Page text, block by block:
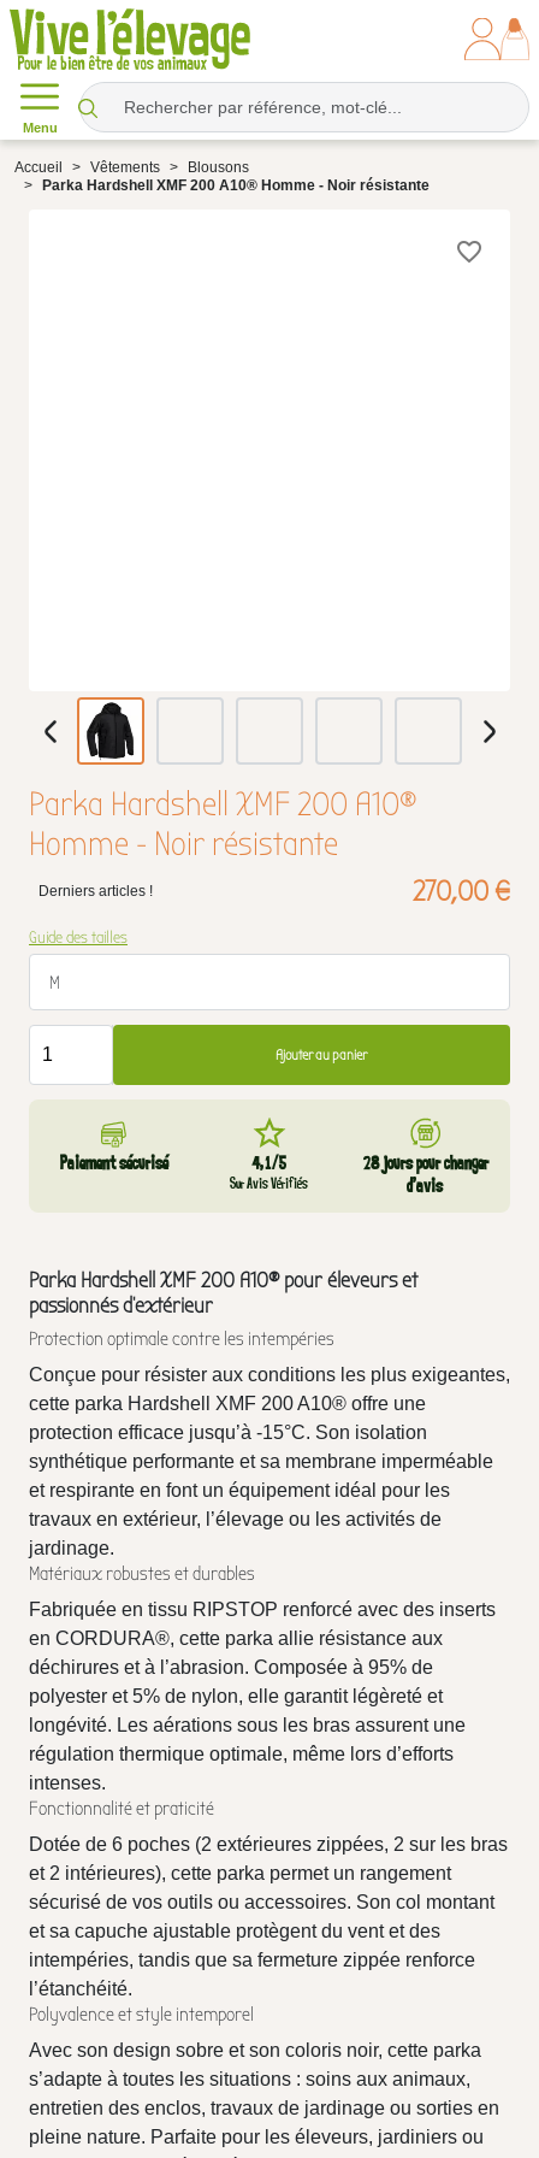
Menu
Accueil Vêtements
Blousons
Parka Hardshell XMF 200 A10® Homme - Noir résistante
favorite_border
Parka Hardshell XMF 200 A10®
Homme - Noir résistante
Derniers articles ! 270,00 €
Guide des tailles
M
Ajouter au panier
Paiement sécurisé 4,1/5
Sur Avis Vérifiés
28 jours pour changer
d’avis
Parka Hardshell XMF 200 A10® pour éleveurs et
passionnés d'extérieur
Protection optimale contre les intempéries
Conçue pour résister aux conditions les plus exigeantes,
cette parka Hardshell XMF 200 A10® offre une
protection efficace jusqu’à -15°C. Son isolation
synthétique performante et sa membrane imperméable
et respirante en font un équipement idéal pour les
travaux en extérieur, l’élevage ou les activités de
jardinage.
Matériaux robustes et durables
Fabriquée en tissu RIPSTOP renforcé avec des inserts
en CORDURA®, cette parka allie résistance aux
déchirures et à l’abrasion. Composée à 95% de
polyester et 5% de nylon, elle garantit légèreté et
longévité. Les aérations sous les bras assurent une
régulation thermique optimale, même lors d’efforts
intenses.
Fonctionnalité et praticité
Dotée de 6 poches (2 extérieures zippées, 2 sur les bras
et 2 intérieures), cette parka permet un rangement
sécurisé de vos outils ou accessoires. Son col montant
et sa capuche ajustable protègent du vent et des
intempéries, tandis que sa fermeture zippée renforce
l’étanchéité.
Polyvalence et style intemporel
Avec son design sobre et son coloris noir, cette parka
s’adapte à toutes les situations : soins aux animaux,
entretien des enclos, travaux de jardinage ou sorties en
pleine nature. Parfaite pour les éleveurs, jardiniers ou